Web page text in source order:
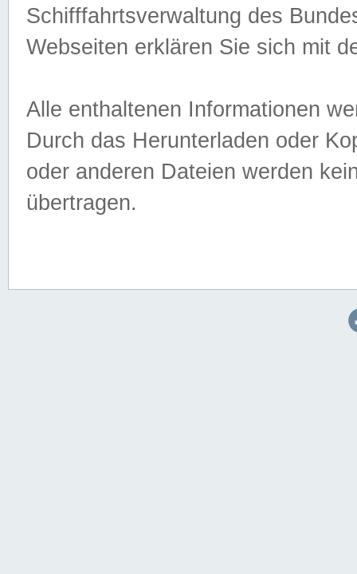
Schifffahrtsverwaltung des
Webseiten erklären Sie sich mit
Alle enthaltenen Informationen
Durch das Herunterladen oder
oder anderen Dateien werden
übertragen.